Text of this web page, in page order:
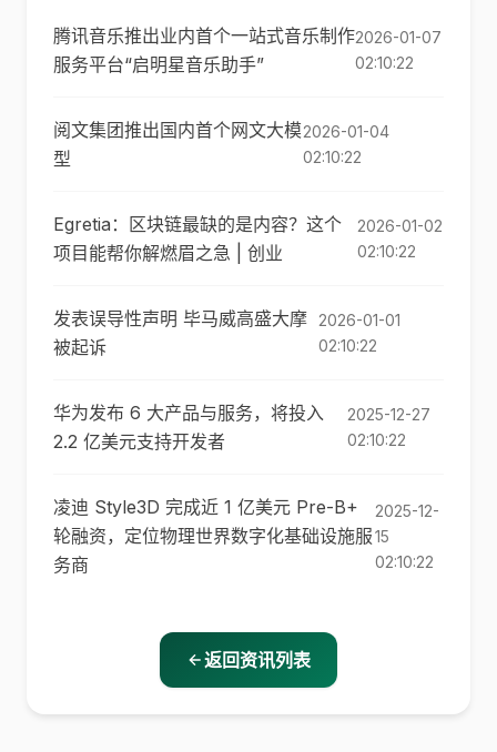
腾讯音乐推出业内首个一站式音乐制作
服务平台“启明星音乐助手”
2026-01-07
02:10:22
阅文集团推出国内首个网文大模
型
2026-01-04
02:10:22
Egretia：区块链最缺的是内容？这个
项目能帮你解燃眉之急 | 创业
2026-01-02
02:10:22
发表误导性声明 毕马威高盛大摩
被起诉
2026-01-01
02:10:22
华为发布 6 大产品与服务，将投入
2.2 亿美元支持开发者
2025-12-27
02:10:22
凌迪 Style3D 完成近 1 亿美元 Pre-B+
轮融资，定位物理世界数字化基础设施服
务商
2025-12-
15
02:10:22
返回资讯列表